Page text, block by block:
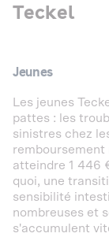
Teckel
Jeunes
Les jeunes
pattes : les
sinistres chez
remboursement
atteindre 1 446
quoi, une
sensibilité
nombreuses et
s'accumulent